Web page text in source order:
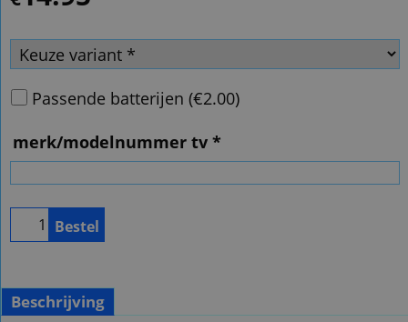
Passende batterijen (€2.00)
merk/modelnummer tv *
Bestel
Beschrijving